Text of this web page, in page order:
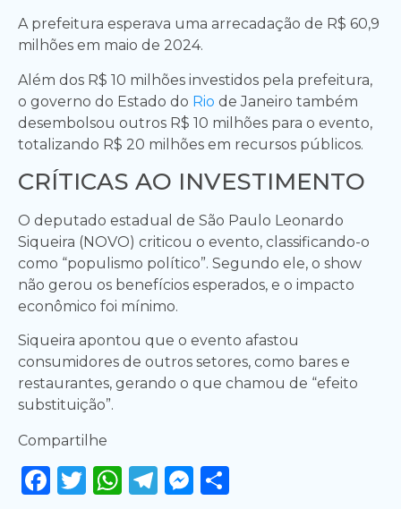
A prefeitura esperava uma arrecadação de R$ 60,9
milhões em maio de 2024.
Além dos R$ 10 milhões investidos pela prefeitura,
o governo do Estado do Rio de Janeiro também
desembolsou outros R$ 10 milhões para o evento,
totalizando R$ 20 milhões em recursos públicos.
CRÍTICAS AO INVESTIMENTO
O deputado estadual de São Paulo Leonardo
Siqueira (NOVO) criticou o evento, classificando-o
como “populismo político”. Segundo ele, o show
não gerou os benefícios esperados, e o impacto
econômico foi mínimo.
Siqueira apontou que o evento afastou
consumidores de outros setores, como bares e
restaurantes, gerando o que chamou de “efeito
substituição”.
Compartilhe
Facebook
Twitter
WhatsApp
Telegram
Messenger